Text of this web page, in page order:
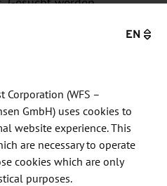
Gesucht werden
Enthusiasten, IIoT-
für eine echte
EN
Corporation (WFS –
GmbH) uses cookies to
website experience. This
are necessary to operate
cookies which are only
purposes.